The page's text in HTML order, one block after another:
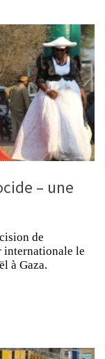
– une
de
internationale le
à Gaza.